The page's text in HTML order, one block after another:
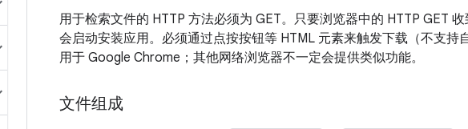
用于检索文件的 HTTP 方法必须为 GET。只要浏览器中的 HTTP GET
会启动安装应用。必须通过点按按钮等 HTML 元素来触发下载（不支持
用于 Google Chrome；其他网络浏览器不一定会提供类似功能。
文件组成